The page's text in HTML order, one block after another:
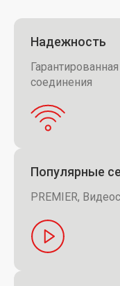
Надежность
соединения
Популярные
PREMIER,